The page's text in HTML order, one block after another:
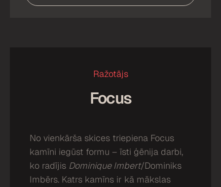
Ražotājs
Focus
No vienkārša skices triepiena Focus
kamīni iegūst formu – īsti ģēnija darbi,
ko radījis Dominique Imbert/Dominiks
Imbērs. Katrs kamīns ir kā mākslas